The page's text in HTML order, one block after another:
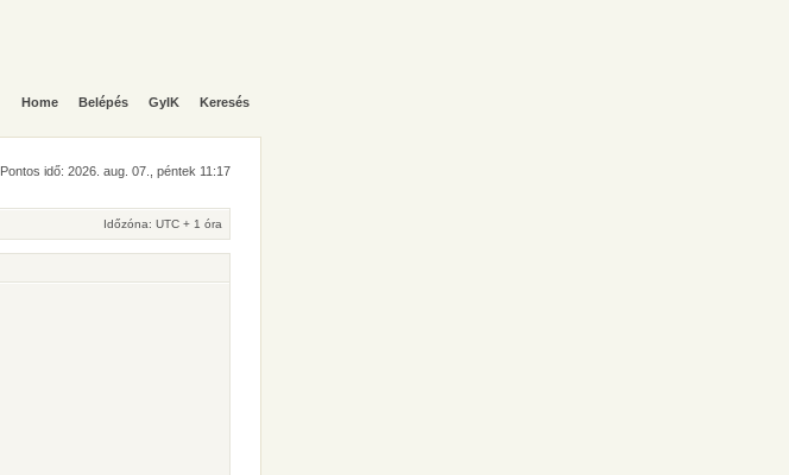
Home Belépés GyIK Keresés
Pontos idő: 2026. aug. 07., péntek 11:17
Időzóna: UTC + 1 óra